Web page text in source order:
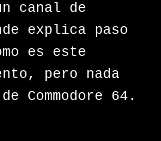
canal de
explica paso
es este
pero nada
Commodore 64.